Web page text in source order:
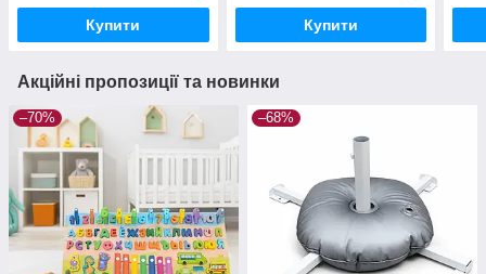
Купити Купити
Акційні пропозиції та новинки
–70% –68%